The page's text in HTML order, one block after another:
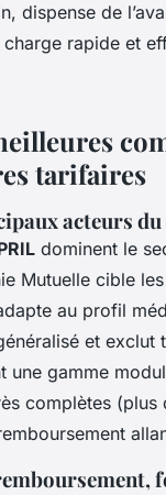
dispense de
rapide et
tarifaires
acteurs
dominent le
Mutuelle cible
au profil
et exclut
une gamme
complètes